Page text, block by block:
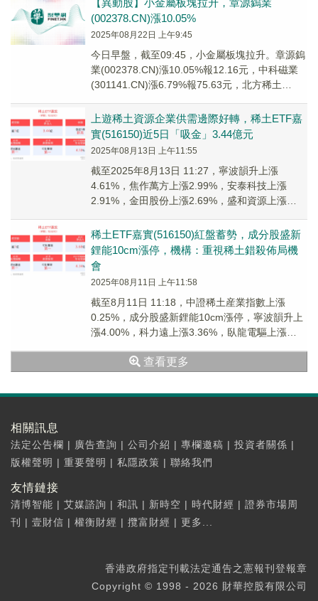
【異動股】小金屬板塊拉升，章源鎢業
(002378.CN)漲10.05%
2025年08月22日 上午9:45
今日早盤，截至09:45，小金屬板塊拉升。章源鎢
業(002378.CN)漲10.05%報12.16元，中科磁業
(301141.CN)漲6.79%報75.63元，北方稀土
上遊稀土資源企業供需邊際好轉，稀土ETF嘉
實(516150)近5日「吸金」3.44億元
2025年08月13日 上午11:55
截至2025年8月13日 11:27，寧波韻升上漲
4.61%，焦作萬方上漲2.99%，安泰科技上漲
2.91%，金田股份上漲2.69%，盛和資源上漲
稀土ETF嘉實(516150)紅盤蓄勢，成分股盛新
鋰能10cm漲停，機構：重視稀土錯殺佈局機
會
2025年08月11日 上午11:58
截至8月11日 11:18，中證稀土産業指數上漲
0.25%，成分股盛新鋰能10cm漲停，寧波韻升上
漲4.00%，科力遠上漲3.36%，臥龍電驅上漲
查看更多
相關訊息
法定公告欄 | 廣告查詢 | 公司介紹 | 專欄邀稿 | 投資者關係 |
版權聲明 | 重要聲明 | 私隱政策 | 聯絡我們
友情鏈接
清博智能 | 艾媒諮詢 | 和訊 | 新時空 | 時代財經 | 證券市場周
刊
| 壹財信 | 權衡財經 | 攬富財經 | 更多...
香港政府指定刊載法定通告之憲報刊登報章
Copyright © 1998 - 2026 財華控股有限公司